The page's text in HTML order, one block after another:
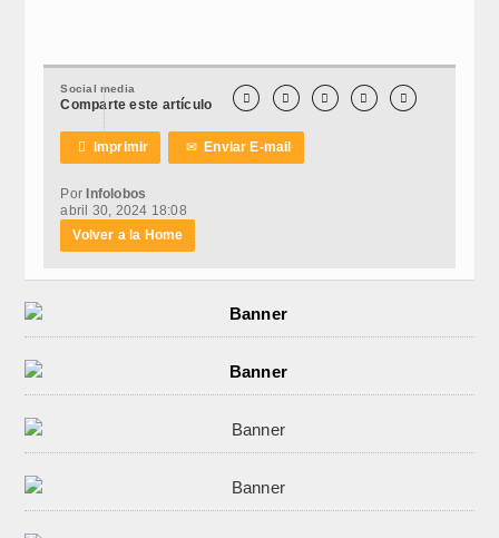
Social media
Comparte este artículo     
 Imprimir ✉Enviar E-mail
PorInfolobos
abril 30, 2024 18:08
Volver a la Home